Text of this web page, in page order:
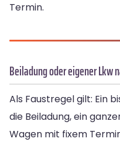
Termin.
Beiladung oder eigener Lkw
Als Faustregel gilt: Ein
die Beiladung, ein
Wagen mit fixem